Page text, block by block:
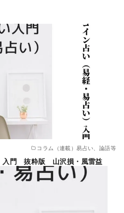
コラム（連載）易占い、論語等
入門 抜粋版 山沢損・風雷益